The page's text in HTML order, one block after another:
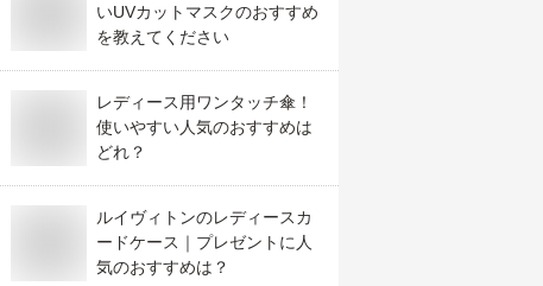
いUVカットマスクのおすすめ
を教えてください
レディース用ワンタッチ傘！
使いやすい人気のおすすめは
どれ？
ルイヴィトンのレディースカ
ードケース｜プレゼントに人
気のおすすめは？